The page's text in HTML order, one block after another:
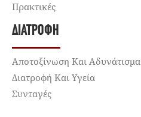
Πρακτικές
ΔΙΑΤΡΟΦΉ
Αποτοξίνωση Και Αδυνάτισμα
Διατροφή Και Υγεία
Συνταγές